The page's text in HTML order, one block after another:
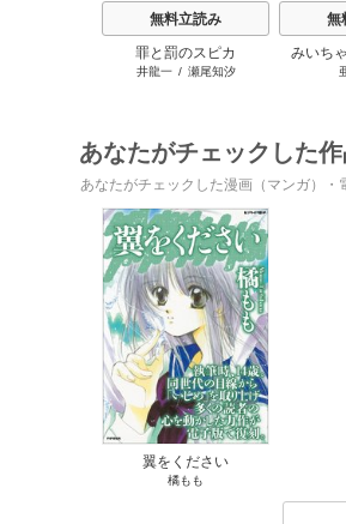
無料立読み
罪と罰のスピカ
井龍一/ 瀬尾知汐
無
みいち
あなたがチェックした
あなたがチェックした漫画（マンガ）・
翼をください
橘もも